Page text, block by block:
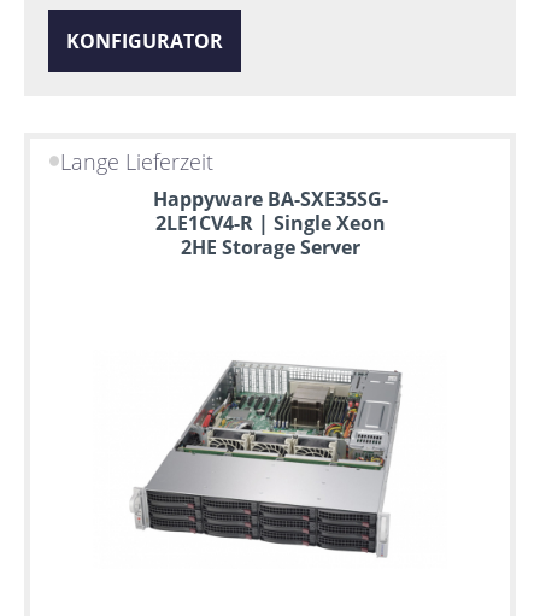
KONFIGURATOR
Lange Lieferzeit
Happyware BA-SXE35SG-
2LE1CV4-R | Single Xeon
2HE Storage Server